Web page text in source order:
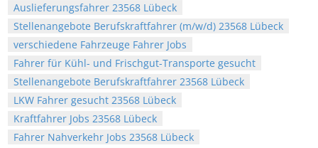
Auslieferungsfahrer 23568 Lübeck
Stellenangebote Berufskraftfahrer (m/w/d) 23568 Lübeck
verschiedene Fahrzeuge Fahrer Jobs
Fahrer für Kühl- und Frischgut-Transporte gesucht
Stellenangebote Berufskraftfahrer 23568 Lübeck
LKW Fahrer gesucht 23568 Lübeck
Kraftfahrer Jobs 23568 Lübeck
Fahrer Nahverkehr Jobs 23568 Lübeck